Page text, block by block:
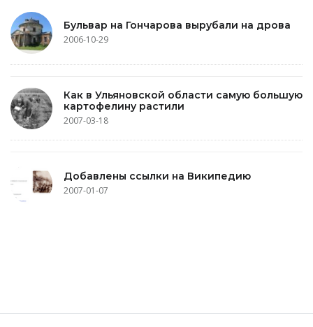
Бульвар на Гончарова вырубали на дрова
2006-10-29
Как в Ульяновской области самую большую
картофелину растили
2007-03-18
Добавлены ссылки на Википедию
2007-01-07